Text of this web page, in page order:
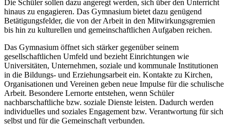
Die Schüler sollen dazu angeregt werden, sich über den Unterricht
hinaus zu engagieren. Das Gymnasium bietet dazu genügend
Betätigungsfelder, die von der Arbeit in den Mitwirkungsgremien
bis hin zu kulturellen und gemeinschaftlichen Aufgaben reichen.
Das Gymnasium öffnet sich stärker gegenüber seinem
gesellschaftlichen Umfeld und bezieht Einrichtungen wie
Universitäten, Unternehmen, soziale und kommunale Institutionen
in die Bildungs- und Erziehungsarbeit ein. Kontakte zu Kirchen,
Organisationen und Vereinen geben neue Impulse für die schulische
Arbeit. Besondere Lernorte entstehen, wenn Schüler
nachbarschaftliche bzw. soziale Dienste leisten. Dadurch werden
individuelles und soziales Engagement bzw. Verantwortung für sich
selbst und für die Gemeinschaft verbunden.